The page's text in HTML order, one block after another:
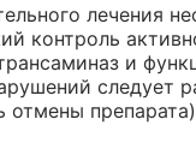
лечения
контроль
и
следует
отмены